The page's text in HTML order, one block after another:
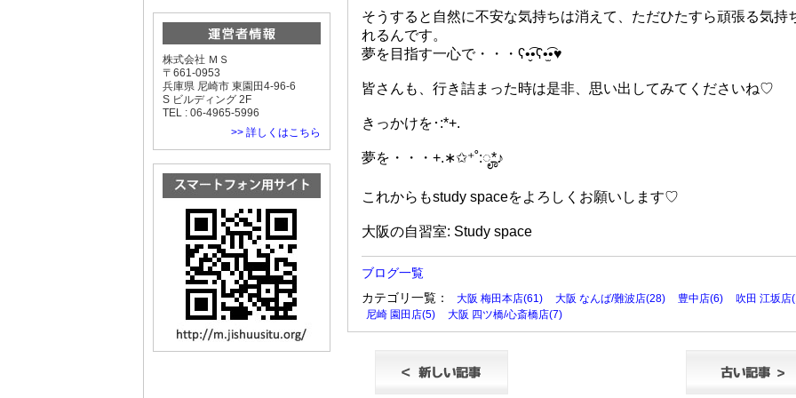
株式会社 ＭＳ
〒661-0953
兵庫県 尼崎市 東園田4-96-6
S ビルディング 2F
TEL : 06-4965-5996
>> 詳しくはこちら
そうすると自然に不安な気持ちは消えて、ただひたすら頑張る気持
れるんです。
夢を目指す一心で・・・ʕ•̬͡•ʕ•̫͡•♥
皆さんも、行き詰まった時は是非、思い出してみてくださいね♡
きっかけを･:*+.
夢を・・・+.∗✩⁺˚:ೄ*♪
これからもstudy spaceをよろしくお願いします♡
大阪の自習室: Study space
ブログ一覧
カテゴリ一覧：
大阪 梅田本店(61) 大阪 なんば/難波店(28) 豊中店(6)
吹田 江坂店
尼崎 園田店(5)
大阪 四ツ橋/心斎橋店(7)